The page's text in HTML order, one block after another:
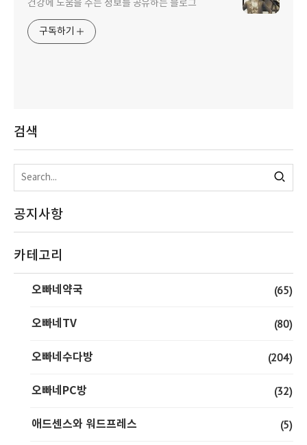
건강에 도움을 주는 정보를 공유하는 블로그
구독하기
검색
공지사항
카테고리
오빠네약국 (65)
오빠네TV (80)
오빠네수다방 (204)
오빠네PC방 (32)
애드센스와 워드프레스 (5)